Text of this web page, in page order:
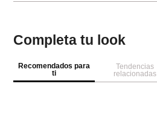
Completa tu look
Recomendados para
ti
Tendencias
relacionadas